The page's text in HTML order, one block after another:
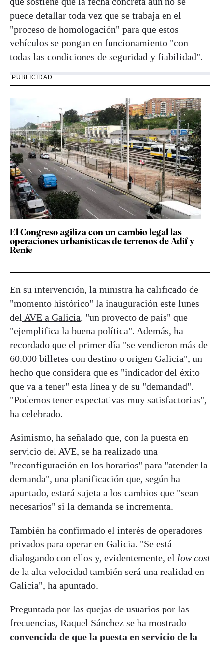
puede detallar toda vez que se trabaja en el
"proceso de homologación" para que estos
vehículos se pongan en funcionamiento "con
todas las condiciones de seguridad y fiabilidad".
PUBLICIDAD
El Congreso agiliza con un cambio legal las
operaciones urbanísticas de terrenos de Adif y
Renfe
En su intervención, la ministra ha calificado de
"momento histórico" la inauguración este lunes
del AVE a Galicia, "un proyecto de país" que
"ejemplifica la buena política". Además, ha
recordado que el primer día "se vendieron más de
60.000 billetes con destino o origen Galicia", un
hecho que considera que es "indicador del éxito
que va a tener" esta línea y de su "demandad".
"Podemos tener expectativas muy satisfactorias",
ha celebrado.
Asimismo, ha señalado que, con la puesta en
servicio del AVE, se ha realizado una
"reconfiguración en los horarios" para "atender la
demanda", una planificación que, según ha
apuntado, estará sujeta a los cambios que "sean
necesarios" si la demanda se incrementa.
También ha confirmado el interés de operadores
privados para operar en Galicia. "Se está
dialogando con ellos y, evidentemente, el low cost
de la alta velocidad también será una realidad en
Galicia", ha apuntado.
Preguntada por las quejas de usuarios por las
frecuencias, Raquel Sánchez se ha mostrado
convencida de que la puesta en servicio de la